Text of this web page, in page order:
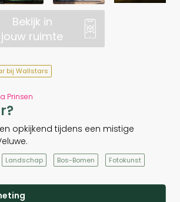
Bekijk in
jouw ruimte
bij Wallstars
Prinsen
opkijkend tijdens een mistige
Landschap Bos-Bomen Fotokunst